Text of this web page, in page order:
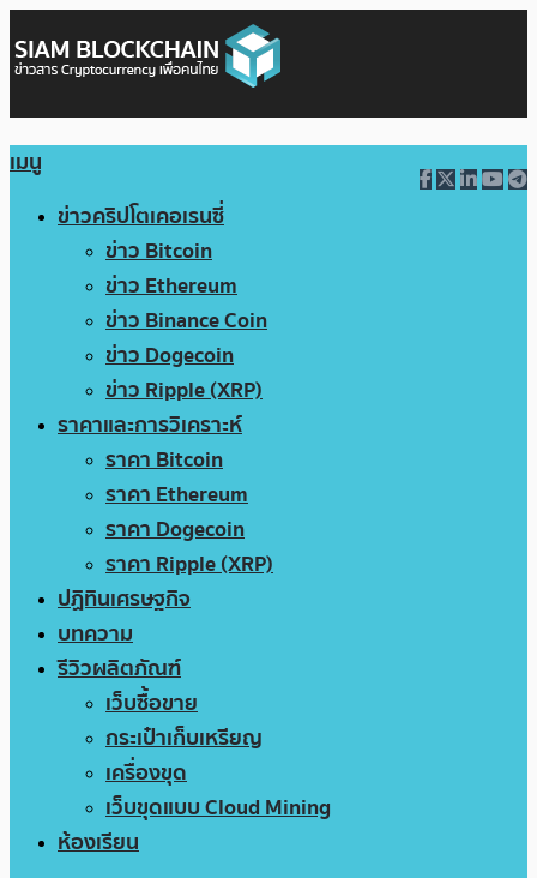
เมนู
ข่าวคริปโตเคอเรนซี่
ข่าว Bitcoin
ข่าว Ethereum
ข่าว Binance Coin
ข่าว Dogecoin
ข่าว Ripple (XRP)
ราคาและการวิเคราะห์
ราคา Bitcoin
ราคา Ethereum
ราคา Dogecoin
ราคา Ripple (XRP)
ปฏิทินเศรษฐกิจ
บทความ
รีวิวผลิตภัณฑ์
เว็บซื้อขาย
กระเป๋าเก็บเหรียญ
เครื่องขุด
เว็บขุดแบบ Cloud Mining
ห้องเรียน